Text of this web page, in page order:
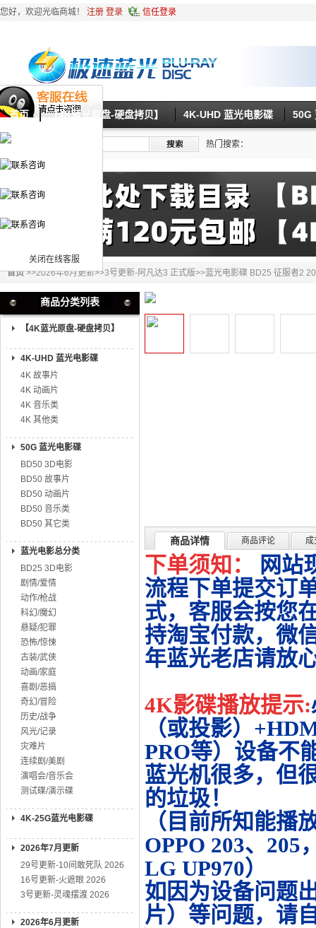
关闭在线客服
您好，欢迎光临商城！ 注册 登录 信任登录
首页 【4K蓝光原盘-硬盘拷贝】 4K-UHD 蓝光电影碟 50G
热门搜索：
首页>>2026年6月更新>>3号更新-阿凡达3 正式版>>蓝光电影碟 BD25 征服者2
商品分类列表
【4K蓝光原盘-硬盘拷贝】
4K-UHD 蓝光电影碟
4K 故事片
4K 动画片
4K 音乐类
4K 其他类
50G 蓝光电影碟
BD50 3D电影
BD50 故事片
BD50 动画片
BD50 音乐类
BD50 其它类
蓝光电影总分类
BD25 3D电影
剧情/爱情
动作/枪战
科幻/魔幻
悬疑/犯罪
恐怖/惊悚
古装/武侠
动画/家庭
喜剧/恶搞
奇幻/冒险
历史/战争
风光/记录
灾难片
连续剧/美剧
演唱会/音乐会
测试碟/演示碟
4K-25G蓝光电影碟
2026年7月更新
29号更新-10间敢死队 2026
16号更新-火遮眼 2026
3号更新-灵魂摆渡 2026
2026年6月更新
商品详情 商品评论 成
下单须知：
网站
流程下单提交订
式，客服会按您
持淘宝付款，微
年蓝光老店请放
4K影碟播放提示:
（或投影）
PRO等）设备不
蓝光机很多，但
的垃圾！
（目前所知能播
OPPO 203、205
LG UP970）
如因为设备问题
片）等问题，请